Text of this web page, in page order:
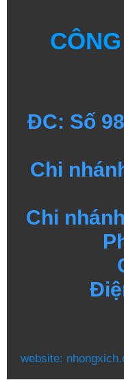
ĐC: Số
Chi
Chi
website: